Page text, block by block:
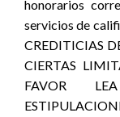
honorarios
servicios de
CREDITICIAS
CIERTAS
FAVOR